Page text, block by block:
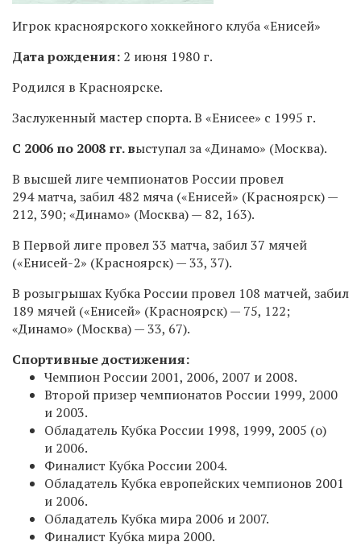
Игрок красноярского хоккейного клуба «Енисей»
Дата рождения: 2 июня 1980 г.
Родился в Красноярске.
Заслуженный мастер спорта. В «Енисее» с 1995 г.
С 2006 по 2008 гг. выступал за «Динамо» (Москва).
В высшей лиге чемпионатов России провел
294 матча, забил 482 мяча («Енисей» (Красноярск) —
212, 390; «Динамо» (Москва) — 82, 163).
В Первой лиге провел 33 матча, забил 37 мячей
(«Енисей-2» (Красноярск) — 33, 37).
В розыгрышах Кубка России провел 108 матчей, забил
189 мячей («Енисей» (Красноярск) — 75, 122;
«Динамо» (Москва) — 33, 67).
Спортивные достижения:
Чемпион России 2001, 2006, 2007 и 2008.
Второй призер чемпионатов России 1999, 2000
и 2003.
Обладатель Кубка России 1998, 1999, 2005 (о)
и 2006.
Финалист Кубка России 2004.
Обладатель Кубка европейских чемпионов 2001
и 2006.
Обладатель Кубка мира 2006 и 2007.
Финалист Кубка мира 2000.